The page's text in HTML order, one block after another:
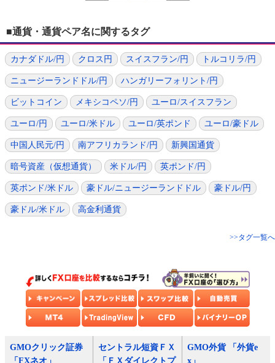
■通貨・通貨ペア名に関するタグ
カナダドル/円 クロス円 スイスフラン/円 トルコリラ/円
ニュージーランドドル/円 ハンガリーフォリント/円
ビットコイン メキシコペソ/円 ユーロ/スイスフラン
ユーロ/円 ユーロ/米ドル ユーロ/英ポンド ユーロ/豪ドル
中国人民元/円 南アフリカランド/円 新興国通貨
暗号資産（仮想通貨） 米ドル/円 英ポンド/円
英ポンド/米ドル 豪ドル/ニュージーランドドル 豪ドル/円
豪ドル/米ドル 高金利通貨
>>タグ一覧へ
GMOクリック証券
「FXネオ」
セントラル短資ＦＸ
「ＦＸダイレクトプ
GMO外貨 「外貨e
x」